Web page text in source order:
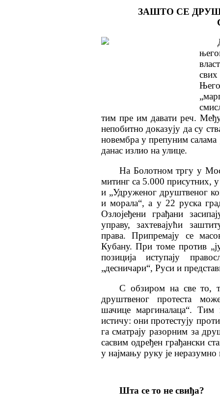
ЗАШТО СЕ
тим пре им давати реч.
непобитно доказују да су
новембра у препуним салама
данас излио на улице.
На Болотном тргу у
митинг са 5.000 присутних,
и „Удруженог друштвеног
и морала“, а у 22 руска
Озлојеђени грађани
управу, захтевајући
права. Припремају се
Кубану. При томе против
позиција иступају
„десничари“, Руси и
С обзиром на све то,
друштвеног протеста
шачице маргиналаца“. Тим
истичу: они протестују
га сматрају разорним за
сасвим одређен грађански
у најмању руку је неразумно
Шта се то не свиђа?